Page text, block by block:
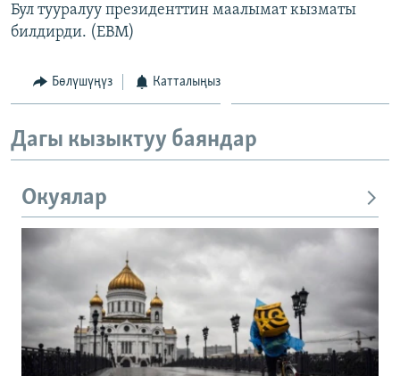
Бул тууралуу президенттин маалымат кызматы
билдирди. (EBM)
Бөлүшүңүз Катталыңыз
Дагы кызыктуу баяндар
Окуялар